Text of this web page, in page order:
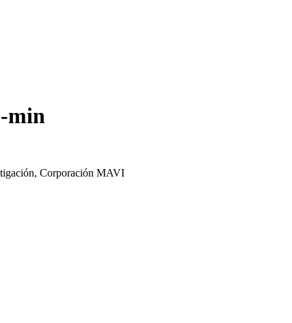
min
Corporación MAVI